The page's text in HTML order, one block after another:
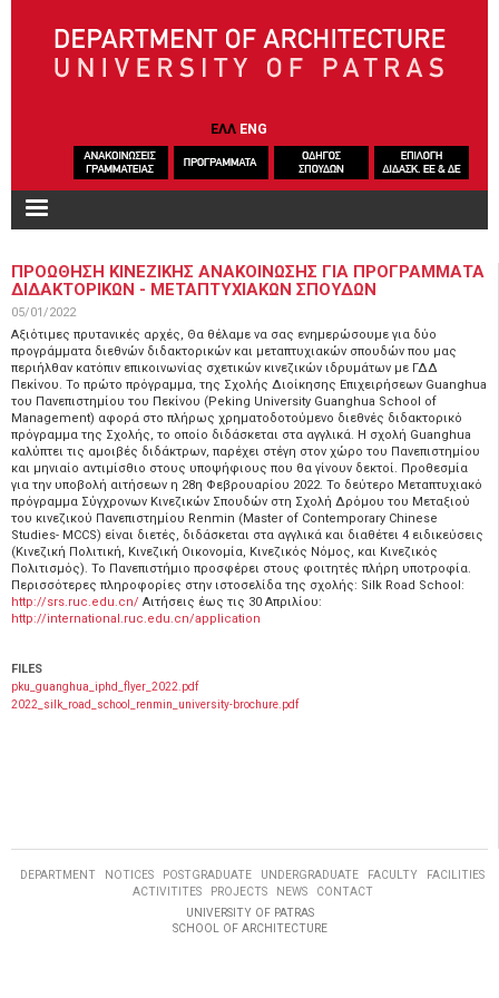
ΕΛΛ ENG
ΠΡΟΩΘΗΣΗ ΚΙΝΕΖΙΚΗΣ ΑΝΑΚΟΙΝΩΣΗΣ ΓΙΑ ΠΡΟΓΡΑΜΜΑΤΑ
ΔΙΔΑΚΤΟΡΙΚΩΝ - ΜΕΤΑΠΤΥΧΙΑΚΩΝ ΣΠΟΥΔΩΝ
05/01/2022
Αξιότιμες πρυτανικές αρχές, Θα θέλαμε να σας ενημερώσουμε για δύο
προγράμματα διεθνών διδακτορικών και μεταπτυχιακών σπουδών που μας
περιήλθαν κατόπιν επικοινωνίας σχετικών κινεζικών ιδρυμάτων με ΓΔΔ
Πεκίνου. Το πρώτο πρόγραμμα, της Σχολής Διοίκησης Επιχειρήσεων Guanghua
του Πανεπιστημίου του Πεκίνου (Peking University Guanghua School of
Management) αφορά στο πλήρως χρηματοδοτούμενο διεθνές διδακτορικό
πρόγραμμα της Σχολής, το οποίο διδάσκεται στα αγγλικά. Η σχολή Guanghua
καλύπτει τις αμοιβές διδάκτρων, παρέχει στέγη στον χώρο του Πανεπιστημίου
και μηνιαίο αντιμίσθιο στους υποψήφιους που θα γίνουν δεκτοί. Προθεσμία
για την υποβολή αιτήσεων η 28η Φεβρουαρίου 2022. Το δεύτερο Μεταπτυχιακό
πρόγραμμα Σύγχρονων Κινεζικών Σπουδών στη Σχολή Δρόμου του Μεταξιού
του κινεζικού Πανεπιστημίου Renmin (Master of Contemporary Chinese
Studies- MCCS) είναι διετές, διδάσκεται στα αγγλικά και διαθέτει 4 ειδικεύσεις
(Κινεζική Πολιτική, Κινεζική Οικονομία, Κινεζικός Νόμος, και Κινεζικός
Πολιτισμός). Το Πανεπιστήμιο προσφέρει στους φοιτητές πλήρη υποτροφία.
Περισσότερες πληροφορίες στην ιστοσελίδα της σχολής: Silk Road School:
http://srs.ruc.edu.cn/ Αιτήσεις έως τις 30 Απριλίου:
http://international.ruc.edu.cn/application
FILES
pku_guanghua_iphd_flyer_2022.pdf
2022_silk_road_school_renmin_university-brochure.pdf
DEPARTMENT NOTICES POSTGRADUATE UNDERGRADUATE FACULTY
FACILITIES
ACTIVITITES
PROJECTS NEWS
CONTACT
UNIVERSITY OF PATRAS
SCHOOL OF ARCHITECTURE